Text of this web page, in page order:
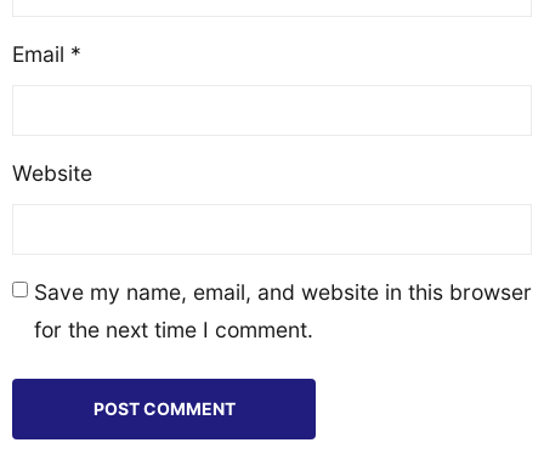
Email *
Website
Save my name, email, and website in this browser
for the next time I comment.